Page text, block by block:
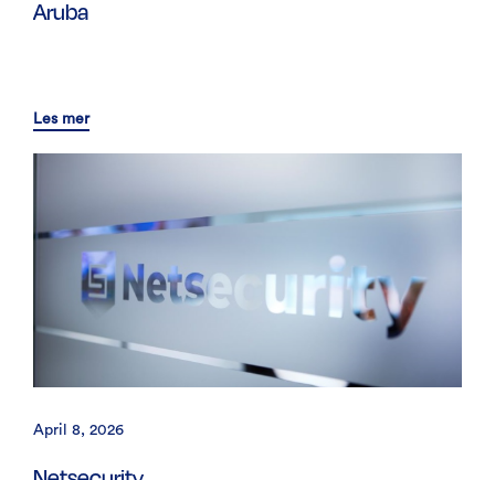
Aruba
Les mer
April 8, 2026